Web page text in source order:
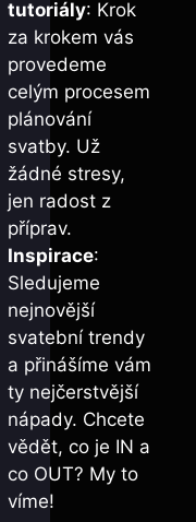
tutoriály: Krok
za krokem vás
provedeme
celým procesem
plánování
svatby. Už
žádné stresy,
jen radost z
příprav.
Inspirace:
Sledujeme
nejnovější
svatební trendy
a přinášíme vám
ty nejčerstvější
nápady. Chcete
vědět, co je IN a
co OUT? My to
víme!